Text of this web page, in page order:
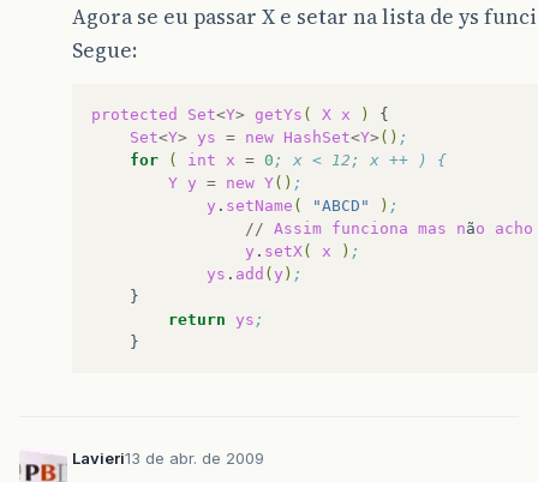
Agora se eu passar X e setar na lista de ys
Segue:
protected Set<Y> getYs ( X x )
Set<Y> ys = new HashSet<Y> ()
for
( int x = 0 ; x < 12; x ++ ) {
Y y = new Y() ;
y . setName ( "ABCD" ) ;
// Assim funciona mas não
acho
y . setX( x ) ;
ys . add ( y ) ;
return
ys ;
Lavieri13 de abr. de 2009